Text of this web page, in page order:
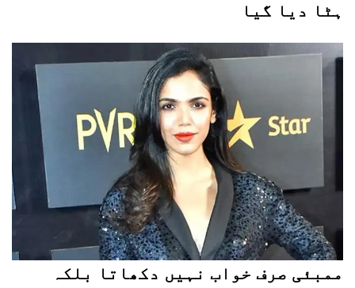
ہٹا دیا گیا
ممبئی صرف خواب نہیں دکھاتا بلکہ